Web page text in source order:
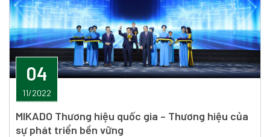
04
11/2022
MIKADO Thương hiệu quốc gia – Thương hiệu của
sự phát triển bền vững